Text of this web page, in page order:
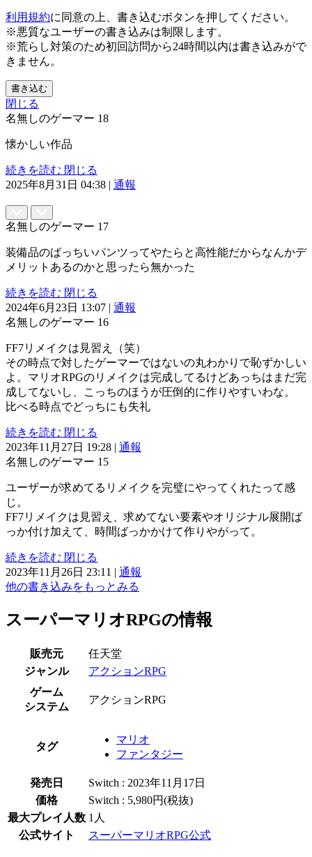
利用規約に同意の上、書き込むボタンを押してください。
※悪質なユーザーの書き込みは制限します。
※荒らし対策のため初回訪問から24時間以内は書き込みがで
きません。
書き込む
閉じる
名無しのゲーマー 18
懐かしい作品
続きを読む 閉じる
2025年8月31日 04:38 | 通報
名無しのゲーマー 17
装備品のばっちいパンツってやたらと高性能だからなんかデ
メリットあるのかと思ったら無かった
続きを読む 閉じる
2024年6月23日 13:07 | 通報
名無しのゲーマー 16
FF7リメイクは見習え（笑）
その時点で対したゲーマーではないの丸わかりで恥ずかしい
よ。マリオRPGのリメイクは完成してるけどあっちはまだ完
成してないし、こっちのほうが圧倒的に作りやすいわな。
比べる時点でどっちにも失礼
続きを読む 閉じる
2023年11月27日 19:28 | 通報
名無しのゲーマー 15
ユーザーが求めてるリメイクを完璧にやってくれたって感
じ。
FF7リメイクは見習え、求めてない要素やオリジナル展開ば
っか付け加えて、時間ばっかかけて作りやがって。
続きを読む 閉じる
2023年11月26日 23:11 | 通報
他の書き込みをもっとみる
スーパーマリオRPGの情報
販売元
任天堂
ジャンル
アクションRPG
ゲーム
システム
アクションRPG
タグ
マリオ
ファンタジー
発売日
Switch : 2023年11月17日
価格
Switch : 5,980円(税抜)
最大プレイ人数 1人
公式サイト
スーパーマリオRPG公式